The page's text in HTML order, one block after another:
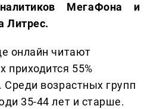
МегаФона и
Литрес.
онлайн читают
55%
Среди возрастных групп
35-44 лет и старше.